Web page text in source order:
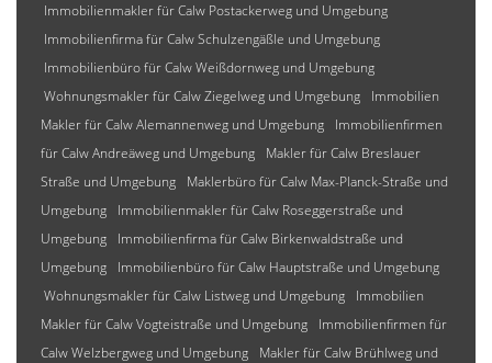
Immobilienmakler für Calw Postackerweg und Umgebung
Immobilienfirma für Calw Schulzengäßle und Umgebung
Immobilienbüro für Calw Weißdornweg und Umgebung
Wohnungsmakler für Calw Ziegelweg und Umgebung
Immobilien
Makler für Calw Alemannenweg und Umgebung
Immobilienfirmen
für Calw Andreäweg und Umgebung
Makler für Calw Breslauer
Straße und Umgebung
Maklerbüro für Calw Max-Planck-Straße und
Umgebung
Immobilienmakler für Calw Roseggerstraße und
Umgebung
Immobilienfirma für Calw Birkenwaldstraße und
Umgebung
Immobilienbüro für Calw Hauptstraße und Umgebung
Wohnungsmakler für Calw Listweg und Umgebung
Immobilien
Makler für Calw Vogteistraße und Umgebung
Immobilienfirmen für
Calw Welzbergweg und Umgebung
Makler für Calw Brühlweg und